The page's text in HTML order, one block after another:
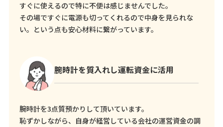
すぐに使えるので特に不便は感じませんでした。
その場ですぐに電源も切ってくれるので中身を見られな
い。という点も安心材料に繋がっています。
腕時計を質入れし運転資金に活用
腕時計を3点質預かりして頂いています。
恥ずかしながら、自身が経営している会社の運営資金の調